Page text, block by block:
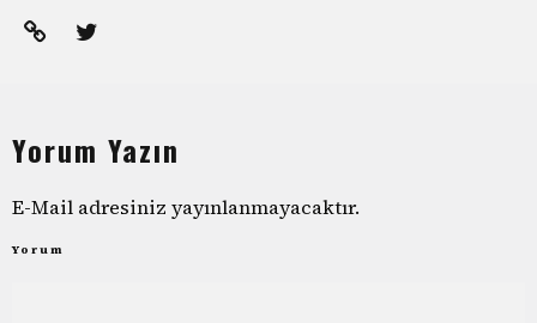
Yorum Yazın
E-Mail adresiniz yayınlanmayacaktır.
Yorum